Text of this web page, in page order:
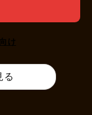
け
る